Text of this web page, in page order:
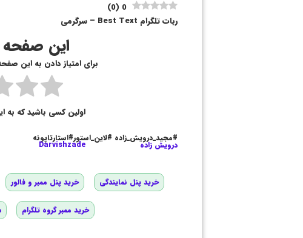
0
(
0
)
ربات تلگرام Best Text – سرگرمی
این صفحه
برای امتیاز دادن به این
اولین کسی باشید که
#مجید_درویش_زاده #لاین_استور#استارتاپونه
درویش زاده Darvishzade
خرید پنل نمایندگی خرید پنل ممبر و فالور
خرید ممبر گروه تلگرام